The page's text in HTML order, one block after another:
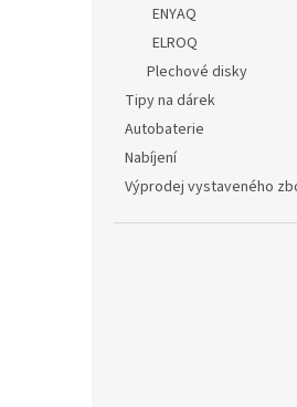
ENYAQ
ELROQ
Plechové disky
Tipy na dárek
Autobaterie
Nabíjení
Výprodej vystaveného